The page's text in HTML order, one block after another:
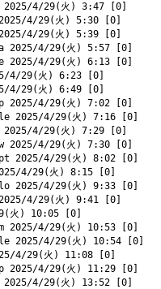
4/29(火) 3:47 [0]
4/29(火) 5:30 [0]
4/29(火) 5:39 [0]
2025/4/29(火) 5:57 [0]
2025/4/29(火) 6:13 [0]
4/29(火) 6:23 [0]
4/29(火) 6:49 [0]
4/29(火) 7:02 [0]
2025/4/29(火) 7:16 [0]
4/29(火) 7:29 [0]
2025/4/29(火) 7:30 [0]
2025/4/29(火) 8:02 [0]
4/29(火) 8:15 [0]
2025/4/29(火) 9:33 [0]
4/29(火) 9:41 [0]
火) 10:05 [0]
2025/4/29(火) 10:53 [0]
2025/4/29(火) 10:54 [0]
4/29(火) 11:08 [0]
2025/4/29(火) 11:29 [0]
4/29(火) 13:52 [0]